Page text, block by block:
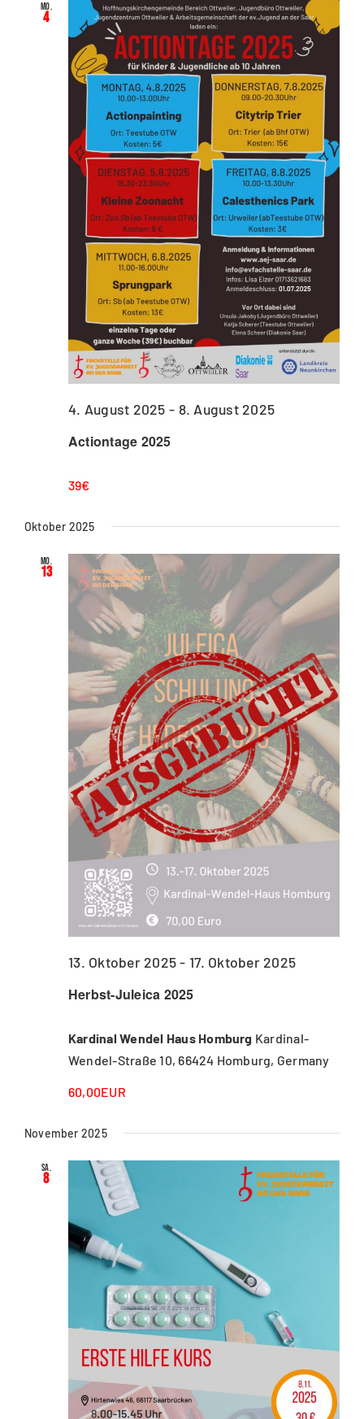
Mo.
4
Actiontage 2025
4. August 2025 - 8. August 2025
39€
Oktober 2025
Mo.
13
Herbst-Juleica 2025
13. Oktober 2025- 17. Oktober 2025
Kardinal Wendel Haus Homburg Kardinal-
Wendel-Straße 10, 66424 Homburg, Germany
60,00EUR
November 2025
Sa.
8